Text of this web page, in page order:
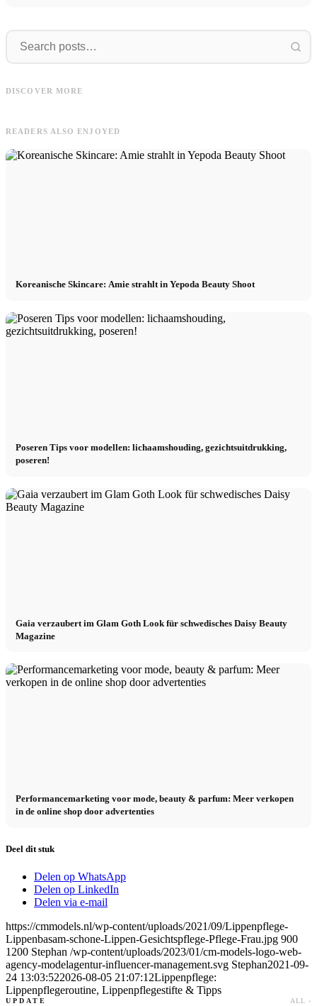
DISCOVER MORE
Sha, Concealer & DIY
READERS ALSO ENJOYED
Koreanische Skincare: Amie strahlt in Yepoda Beauty Shoot
Poseren Tips voor modellen: lichaamshouding, gezichtsuitdrukking,
poseren!
Gaia verzaubert im Glam Goth Look für schwedisches Daisy Beauty
Magazine
Performancemarketing voor mode, beauty & parfum: Meer verkopen
in de online shop door advertenties
Deel dit stuk
Delen op WhatsApp
Delen op LinkedIn
Delen via e-mail
https://cmmodels.nl/wp-content/uploads/2021/09/Lippenpflege-
Lippenbasam-schone-Lippen-Gesichtspflege-Pflege-Frau.jpg 900
1200 Stephan /wp-content/uploads/2023/01/cm-models-logo-web-
agency-modelagentur-influencer-management.svg Stephan2021-09-
24 13:03:522026-08-05 21:07:12Lippenpflege:
Lippenpflegeroutine, Lippenpflegestifte & Tipps
UPDATE ALL ›